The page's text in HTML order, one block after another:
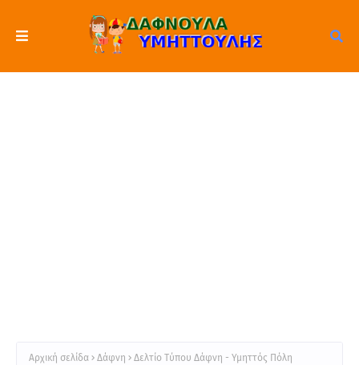
Αρχική σελίδα Δάφνη
Δελτίο Τύπου Δάφνη - Υμηττός Πόλη